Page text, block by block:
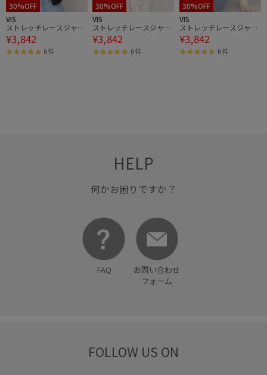
30%OFF
VIS
ストレッチレースジャガ
ード衿付きカーディガン
¥3,842
6件
30%OFF
VIS
ストレッチレースジャガ
ード衿付きカーディガン
¥3,842
6件
30%OFF
VIS
ストレッチレースジャガ
ード衿付きカーディガン
¥3,842
6件
HELP
何かお困りですか？
FAQ
お問い合わせ
フォーム
FOLLOW US ON